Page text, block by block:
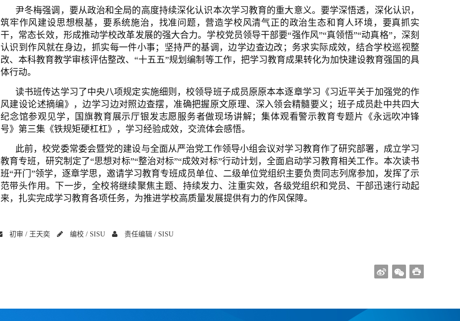
尹冬梅强调，要从政治和全局的高度持续深化认识本次学习教育的重大意义。要学深悟透，深化认识，
筑牢作风建设思想根基，要系统施治，找准问题，营造学校风清气正的政治生态和育人环境，要真抓实
干，常态长效，形成推动学校改革发展的强大合力。学校党员领导干部要“强作风”“真领悟”“动真格”，深刻
认识到作风就在身边，抓实每一件小事；坚持严的基调，边学边查边改；务求实际成效，结合学校巡视整
改、本科教育教学审核评估整改、“十五五”规划编制等工作，把学习教育成果转化为加快建设教育强国的具
体行动。
读书班传达学习了中央八项规定实施细则，校领导班子成员原原本本逐章学习《习近平关于加强党的作
风建设论述摘编》，边学习边对照边查摆，准确把握原文原理、深入领会精髓要义；班子成员赴中共四大
纪念馆参观见学，国旗教育展示厅银发志愿服务者做现场讲解；集体观看警示教育专题片《永远吹冲锋
号》第三集《铁规矩硬杠杠》，学习经验成效，交流体会感悟。
此前，校党委常委会暨党的建设与全面从严治党工作领导小组会议对学习教育作了研究部署，成立学习
教育专班，研究制定了“思想对标”“整治对标”“成效对标”行动计划，全面启动学习教育相关工作。本次读书
班“开门”领学，逐章学思，邀请学习教育专班成员单位、二级单位党组织主要负责同志列席参加，发挥了示
范带头作用。下一步，全校将继续聚焦主题、持续发力、注重实效，各级党组织和党员、干部迅速行动起
来，扎实完成学习教育各项任务，为推进学校高质量发展提供有力的作风保障。
初审 / 王天奕 编校 / SISU 责任编辑 / SISU